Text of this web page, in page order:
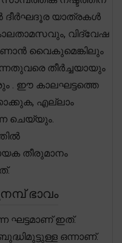
ദീർഘദൂര യാത്രകൾ
വിദ്വേഷ
വൈകുമെങ്കിലും
തീർച്ചയായും
. ഈ കാലഘട്ടത്തെ
എല്ലാം
ചെയ്യും.
തീരുമാനം
ഭാവം
ഘട്ടമാണ് ഇത്.
ഒന്നാണ്.